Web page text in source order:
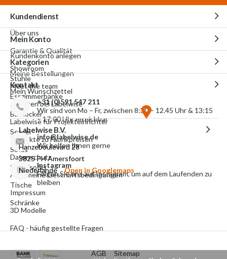
Kundendienst
Über uns
Garantie & Qualität
Showroom
Meet the team
Arbeiten bei Labelwise
Labelwise für Projekteinrichter
Produkte zu Fabrikpreisen
Datenschutz
Allgemeine Geschäftsbedingungen
Impressum
3D Modelle
FAQ - häufig gestellte Fragen
Mein Konto
Kundenkonto anlegen
Meine Bestellungen
Mein Wunschzettel
Kategorien
Stühle
Esszimmerbänke
Barhocker
Sessel
Sofas
Schlafsofas
Tische
Schränke
Kontakt
+31 (0)591 547 211
Wir sind von Mo – Fr, zwischen 8:30 – 12.45 Uhr & 13:15
– 17:00 Uhr erreichbar
info@labelwise.de
Wir helfen Ihnen gerne
Instagram
Folgen Sie uns auf Instagram, um auf dem Laufenden zu
bleiben
Labelwise B.V.
Hanzeboulevard 28
3825 PH Amersfoort
Niederlande
Open in Googlemaps
AGB Sitemap